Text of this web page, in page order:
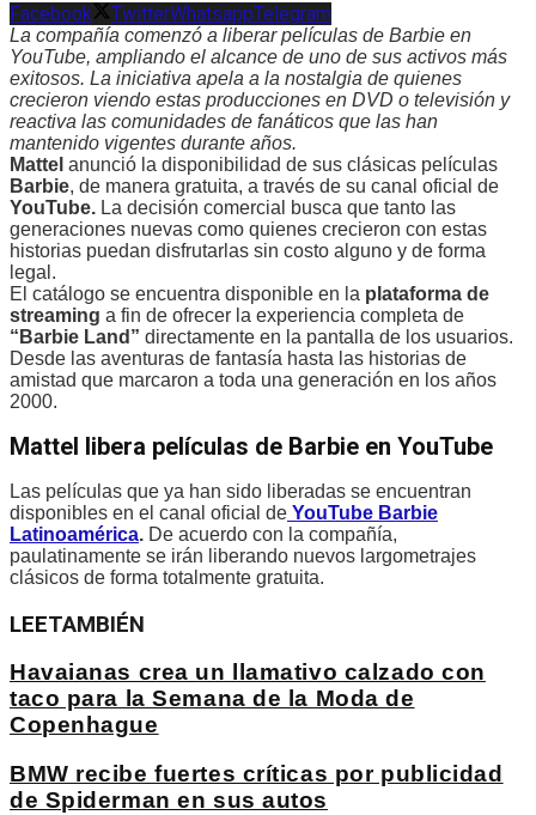
Facebook TwitterWhatsappTelegram
La compañía comenzó a liberar películas de Barbie en
YouTube, ampliando el alcance de uno de sus activos más
exitosos. La iniciativa apela a la nostalgia de quienes
crecieron viendo estas producciones en DVD o televisión y
reactiva las comunidades de fanáticos que las han
mantenido vigentes durante años.
Mattel anunció la disponibilidad de sus clásicas películas
Barbie, de manera gratuita, a través de su canal oficial de
YouTube. La decisión comercial busca que tanto las
generaciones nuevas como quienes crecieron con estas
historias puedan disfrutarlas sin costo alguno y de forma
legal.
El catálogo se encuentra disponible en la plataforma de
streaming a fin de ofrecer la experiencia completa de
“Barbie Land” directamente en la pantalla de los usuarios.
Desde las aventuras de fantasía hasta las historias de
amistad que marcaron a toda una generación en los años
2000.
Mattel libera películas de Barbie en YouTube
Las películas que ya han sido liberadas se encuentran
disponibles en el canal oficial de YouTube Barbie
Latinoamérica. De acuerdo con la compañía,
paulatinamente se irán liberando nuevos largometrajes
clásicos de forma totalmente gratuita.
LEETAMBIÉN
Havaianas crea un llamativo calzado con
taco para la Semana de la Moda de
Copenhague
BMW recibe fuertes críticas por publicidad
de Spiderman en sus autos